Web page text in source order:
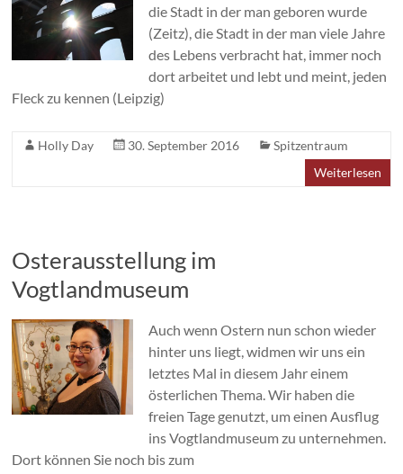
die Stadt in der man geboren wurde
(Zeitz), die Stadt in der man viele Jahre
des Lebens verbracht hat, immer noch
dort arbeitet und lebt und meint, jeden
Fleck zu kennen (Leipzig)
Holly Day 30. September 2016
Spitzentraum
Weiterlesen
Osterausstellung im
Vogtlandmuseum
Auch wenn Ostern nun schon wieder
hinter uns liegt, widmen wir uns ein
letztes Mal in diesem Jahr einem
österlichen Thema. Wir haben die
freien Tage genutzt, um einen Ausflug
ins Vogtlandmuseum zu unternehmen.
Dort können Sie noch bis zum